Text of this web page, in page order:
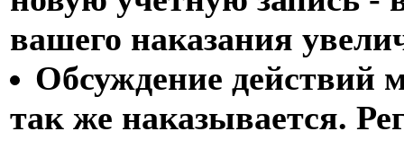
вашего наказания
Обсуждение действий
так же наказывается.